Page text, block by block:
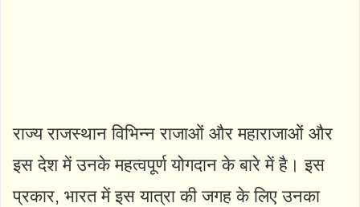
राज्य राजस्थान विभिन्न राजाओं और महाराजाओं और
इस देश में उनके महत्वपूर्ण योगदान के बारे में है। इस
प्रकार, भारत में इस यात्रा की जगह के लिए उनका